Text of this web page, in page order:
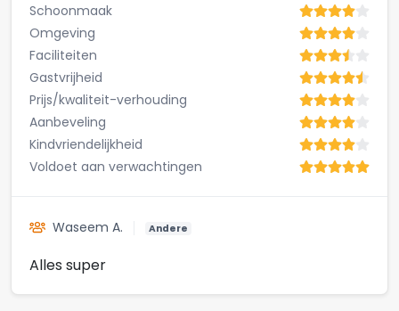
Schoonmaak
Omgeving
Faciliteiten
Gastvrijheid
Prijs/kwaliteit-verhouding
Aanbeveling
Kindvriendelijkheid
Voldoet aan verwachtingen
Waseem A. Andere
Alles super